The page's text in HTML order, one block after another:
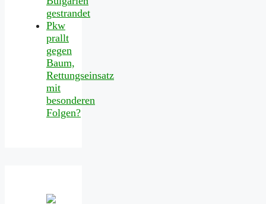
gestrandet
Pkw
prallt
gegen
Baum,
Rettungseinsatz
mit
besonderen
Folgen?